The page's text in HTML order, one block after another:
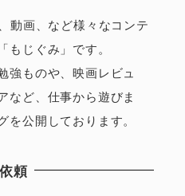
動画、など様々なコンテ
もじぐみ」です。
強ものや、映画レビュ
など、仕事から遊びま
を公開しております。
頼